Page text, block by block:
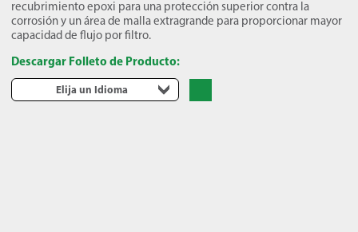
recubrimiento epoxi para una protección superior contra la
corrosión y un área de malla extragrande para proporcionar mayor
capacidad de flujo por filtro.
Descargar Folleto de Producto:
Elija un Idioma